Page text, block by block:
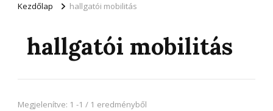
Kezdőlap hallgatói mobilitás
hallgatói mobilitás
Megjelenítve: 1 -1 / 1 eredményből